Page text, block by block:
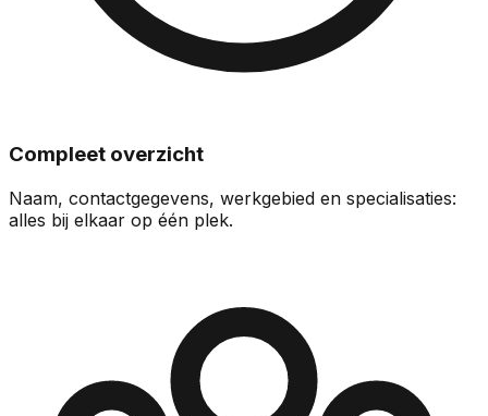
Compleet overzicht
Naam, contactgegevens, werkgebied en specialisaties:
alles bij elkaar op één plek.